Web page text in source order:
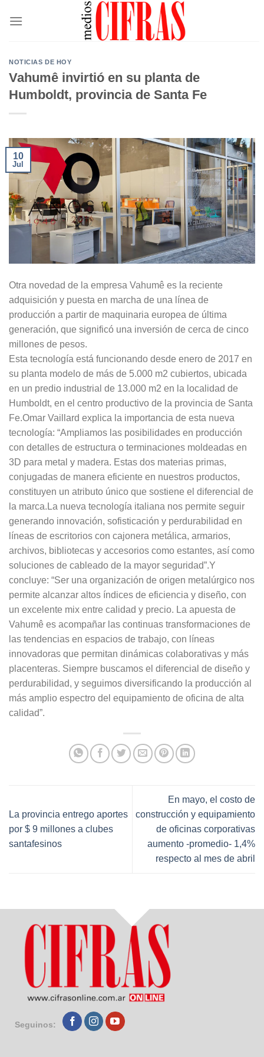
NOTICIAS DE HOY
Vahumê invirtió en su planta de
Humboldt, provincia de Santa Fe
10
Jul
Otra novedad de la empresa Vahumê es la reciente
adquisición y puesta en marcha de una línea de
producción a partir de maquinaria europea de última
generación, que significó una inversión de cerca de cinco
millones de pesos.
Esta tecnología está funcionando desde enero de 2017 en
su planta modelo de más de 5.000 m2 cubiertos, ubicada
en un predio industrial de 13.000 m2 en la localidad de
Humboldt, en el centro productivo de la provincia de Santa
Fe.Omar Vaillard explica la importancia de esta nueva
tecnología: “Ampliamos las posibilidades en producción
con detalles de estructura o terminaciones moldeadas en
3D para metal y madera. Estas dos materias primas,
conjugadas de manera eficiente en nuestros productos,
constituyen un atributo único que sostiene el diferencial de
la marca.La nueva tecnología italiana nos permite seguir
generando innovación, sofisticación y perdurabilidad en
líneas de escritorios con cajonera metálica, armarios,
archivos, bibliotecas y accesorios como estantes, así como
soluciones de cableado de la mayor seguridad”.Y
concluye: “Ser una organización de origen metalúrgico nos
permite alcanzar altos índices de eficiencia y diseño, con
un excelente mix entre calidad y precio. La apuesta de
Vahumê es acompañar las continuas transformaciones de
las tendencias en espacios de trabajo, con líneas
innovadoras que permitan dinámicas colaborativas y más
placenteras. Siempre buscamos el diferencial de diseño y
perdurabilidad, y seguimos diversificando la producción al
más amplio espectro del equipamiento de oficina de alta
calidad”.
La provincia entrego aportes
por $ 9 millones a clubes
santafesinos
En mayo, el costo de
construcción y equipamiento
de oficinas corporativas
aumento -promedio- 1,4%
respecto al mes de abril
Seguinos: